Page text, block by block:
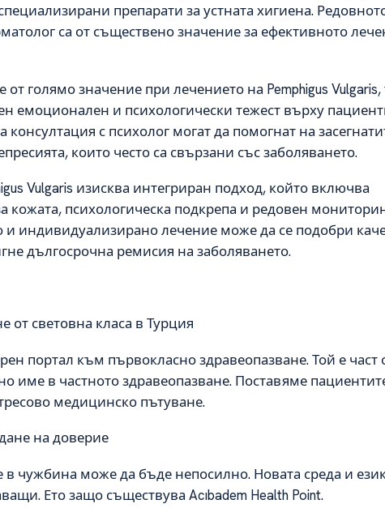
препарати за устната хигиена.
са от съществено значение за ефективното
голямо значение при лечението на Pemphigus
емоционален и психологически тежест върху
с психолог могат да помогнат на
които често са свързани със заболяването.
Vulgaris изисква интегриран подход, който включва
психологическа подкрепа и редовен
и индивидуализирано лечение може да се подобри
дългосрочна ремисия на заболяването.
от световна класа в Турция
портал към първокласно здравеопазване. Той е част
име в частното здравеопазване. Поставяме
медицинско пътуване.
на доверие
чужбина може да бъде непосилно. Новата среда и
Ето защо съществува Acıbadem Health Point.